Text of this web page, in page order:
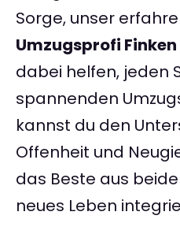
Sorge, unser
Umzugsprofi Finken
dabei helfen, jeden
spannenden
kannst du den
Offenheit und
das Beste aus
neues Leben